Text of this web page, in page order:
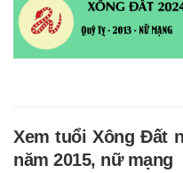
Xem tuổi Xông Đất
năm 2015, nữ mạng